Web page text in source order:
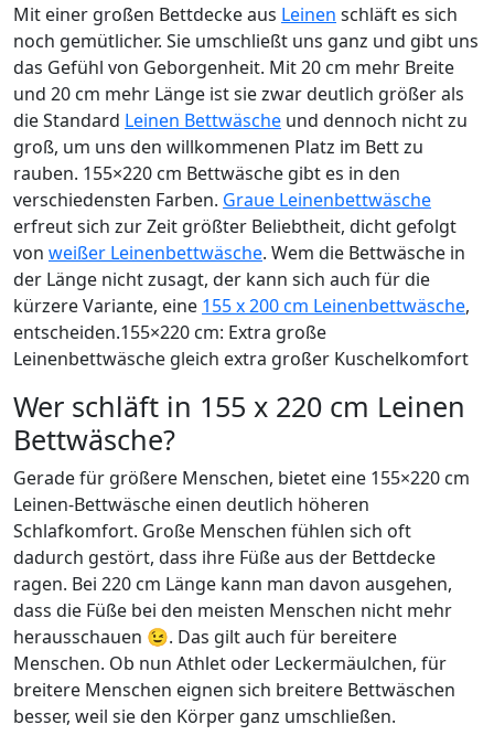
Mit einer großen Bettdecke aus Leinen schläft es sich
noch gemütlicher. Sie umschließt uns ganz und gibt uns
das Gefühl von Geborgenheit. Mit 20 cm mehr Breite
und 20 cm mehr Länge ist sie zwar deutlich größer als
die Standard Leinen Bettwäsche und dennoch nicht zu
groß, um uns den willkommenen Platz im Bett zu
rauben. 155×220 cm Bettwäsche gibt es in den
verschiedensten Farben. Graue Leinenbettwäsche
erfreut sich zur Zeit größter Beliebtheit, dicht gefolgt
von weißer Leinenbettwäsche. Wem die Bettwäsche in
der Länge nicht zusagt, der kann sich auch für die
kürzere Variante, eine 155 x 200 cm Leinenbettwäsche,
entscheiden.155×220 cm: Extra große
Leinenbettwäsche gleich extra großer Kuschelkomfort
Wer schläft in 155 x 220 cm Leinen
Bettwäsche?
Gerade für größere Menschen, bietet eine 155×220 cm
Leinen-Bettwäsche einen deutlich höheren
Schlafkomfort. Große Menschen fühlen sich oft
dadurch gestört, dass ihre Füße aus der Bettdecke
ragen. Bei 220 cm Länge kann man davon ausgehen,
dass die Füße bei den meisten Menschen nicht mehr
herausschauen 😉. Das gilt auch für bereitere
Menschen. Ob nun Athlet oder Leckermäulchen, für
breitere Menschen eignen sich breitere Bettwäschen
besser, weil sie den Körper ganz umschließen.